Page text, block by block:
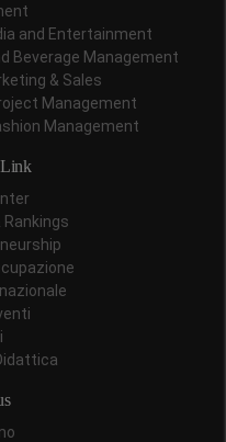
and Entertainment
Beverage Management
& Sales
Management
Management
Link